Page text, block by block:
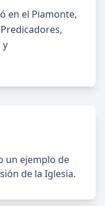
en el Piamonte,
y
un ejemplo de
de la Iglesia.